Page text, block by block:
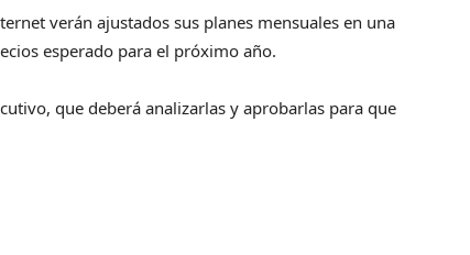
verán ajustados sus planes mensuales en una
esperado para el próximo año.
que deberá analizarlas y aprobarlas para que